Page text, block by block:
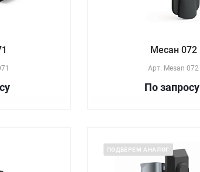
Месан 072
Арт. Mesan 072
По запросу
ПОДБЕРЕМ АНАЛОГ